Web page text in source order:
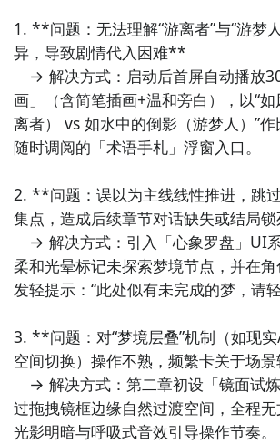
步骤2：进入APP搜索“泞之翼3：玉碎
时接受活动,礼包,开测和开放下载的提醒
九游APP
玩新游 上九游
全球好游抢先下 福利礼包免费领 官
立即下载
方法三： 查看九游开测表
步骤1：在九游开测表中玩家们可以看
测的手机游戏，以及最近十天即将进
具体的测试时间以及测试阶段介绍，玩
九游APP
玩新游 上九游
全球好游抢先下 福利礼包免费领 官
立即下载
1. **问题：无法理解“游离者”与“游梦
异，导致剧情代入困难**
→ 解决方式：启动后首屏自动播放
画」（含简笔插画+温和旁白），以“
离者） vs 如水中的倒影（游梦人）”
随时调阅的「术语手札」浮窗入口。
2. **问题：误以为主线线性推进，跳
集点，造成后续章节对话缺失或结局
→ 解决方式：引入「心象罗盘」UI
柔和光晕标记未探索梦境节点，并在
发轻提示：“此处似有未完成的梦，请轻
3. **问题：对“梦境层叠”机制（如现
空间切换）操作不熟，频繁卡关于场
→ 解决方式：第二章初设「镜面试
过拖拽镜框边缘自然过渡空间，全程
光影明暗与呼吸式音效引导操作节奏。